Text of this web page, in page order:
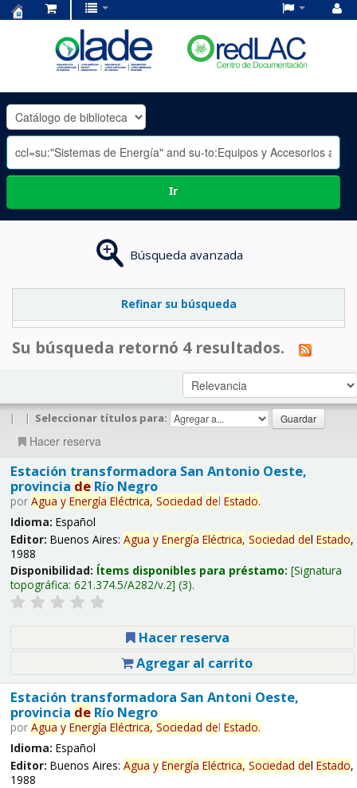
OLADE
-
Ir
Búsqueda avanzada
Refinar su búsqueda
Su búsqueda retornó 4 resultados.
| | Seleccionar títulos para:
Hacer reserva
Estación transformadora San Antonio Oeste,
provincia deRío Negro
por Agua y Energía Eléctrica, Sociedad del Estado.
Idioma: Español
Editor: Buenos Aires: Agua y Energía Eléctrica, Sociedad del Estado,
1988
Disponibilidad: Ítems disponibles para préstamo: Signatura
topográfica: 621.374.5/A282/v.2 (3).
Hacer reserva
Agregar al carrito
Estación transformadora San Antoni Oeste,
provincia deRío Negro
por Agua y Energía Eléctrica, Sociedad del Estado.
Idioma: Español
Editor: Buenos Aires: Agua y Energía Eléctrica, Sociedad del Estado,
1988